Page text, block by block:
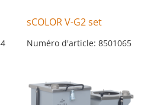
sCOLOR V-G2 set
Numéro d'article: 8501065